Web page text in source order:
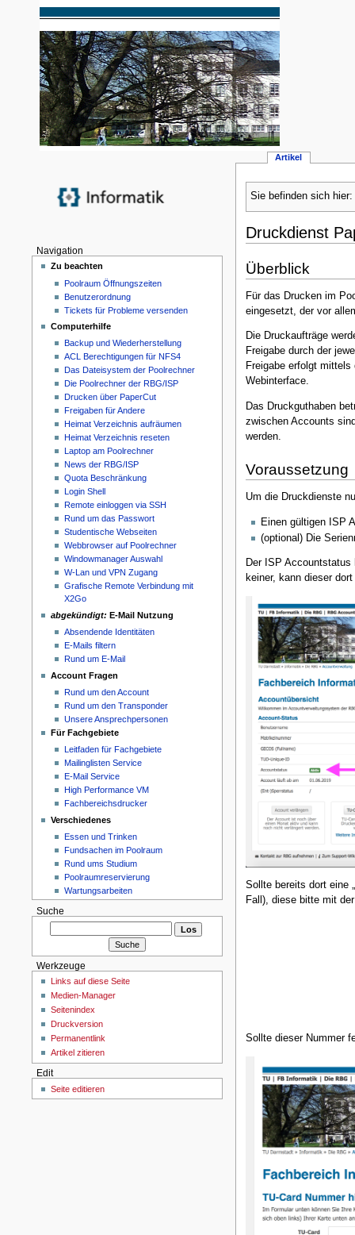
Sie befinden sich
Druckdienst
Überblick
Für das Drucken im
eingesetzt, der vor
Die Druckaufträge
Freigabe durch der
Freigabe erfolgt
Webinterface.
Das Druckguthaben
zwischen Accounts
werden.
Voraussetzung
Um die Druckdienste
Einen gültigen ISP
(optional) Die
Der ISP
keiner, kann dieser
Sollte bereits dort eine
Fall), diese bitte mit
Sollte dieser Nummer
Artikel
Navigation
Zu beachten
Poolraum Öffnungszeiten
Benutzerordnung
Tickets für Probleme versenden
Computerhilfe
Backup und Wiederherstellung
ACL Berechtigungen für NFS4
Das Dateisystem der Poolrechner
Die Poolrechner der RBG/ISP
Drucken über PaperCut
Freigaben für Andere
Heimat Verzeichnis aufräumen
Heimat Verzeichnis reseten
Laptop am Poolrechner
News der RBG/ISP
Quota Beschränkung
Login Shell
Remote einloggen via SSH
Rund um das Passwort
Studentische Webseiten
Webbrowser auf Poolrechner
Windowmanager Auswahl
W-Lan und VPN Zugang
Grafische Remote Verbindung mit
X2Go
abgekündigt: E-Mail Nutzung
Absendende Identitäten
E-Mails filtern
Rund um E-Mail
Account Fragen
Rund um den Account
Rund um den Transponder
Unsere Ansprechpersonen
Für Fachgebiete
Leitfaden für Fachgebiete
Mailinglisten Service
E-Mail Service
High Performance VM
Fachbereichsdrucker
Verschiedenes
Essen und Trinken
Fundsachen im Poolraum
Rund ums Studium
Poolraumreservierung
Wartungsarbeiten
Suche
Werkzeuge
Links auf diese Seite
Medien-Manager
Seitenindex
Druckversion
Permanentlink
Artikel zitieren
Edit
Seite editieren